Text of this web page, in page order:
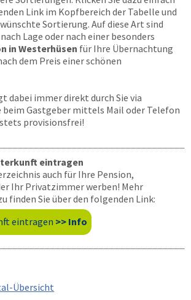
Link im Kopfbereich der Tabelle und
Sortierung. Auf diese Art sind
Lage oder nach einer besonders
in Westerhüsen für Ihre Übernachtung
dem Preis einer schönen
dabei immer direkt durch Sie via
Gastgeber mittels Mail oder Telefon
provisionsfrei!
eintragen
auch für Ihre Pension,
Ihr Privatzimmer werben! Mehr
finden Sie über den folgenden Link:
eintragen >> Info
Übersicht